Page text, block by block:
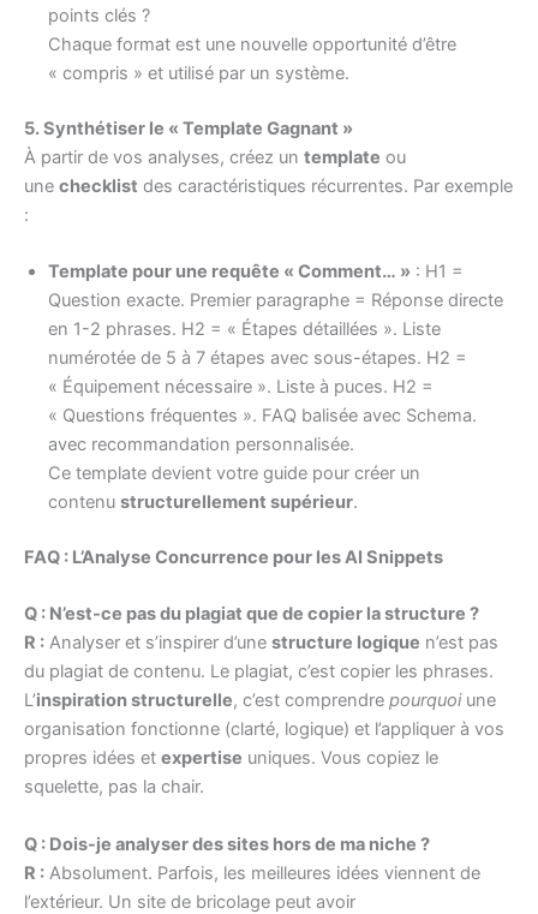
points clés ?
Chaque format est une nouvelle opportunité d’être
« compris » et utilisé par un système.
5. Synthétiser le « Template Gagnant »
À partir de vos analyses, créez un template ou
une checklist des caractéristiques récurrentes. Par exemple
:
Template pour une requête « Comment… » : H1 =
Question exacte. Premier paragraphe = Réponse directe
en 1-2 phrases. H2 = « Étapes détaillées ». Liste
numérotée de 5 à 7 étapes avec sous-étapes. H2 =
« Équipement nécessaire ». Liste à puces. H2 =
« Questions fréquentes ». FAQ balisée avec Schema.
avec recommandation personnalisée.
Ce template devient votre guide pour créer un
contenu structurellement supérieur.
FAQ : L’Analyse Concurrence pour les AI Snippets
Q : N’est-ce pas du plagiat que de copier la structure ?
R : Analyser et s’inspirer d’une structure logique n’est pas
du plagiat de contenu. Le plagiat, c’est copier les phrases.
L’inspiration structurelle, c’est comprendre pourquoiune
organisation fonctionne (clarté, logique) et l’appliquer à vos
propres idées et expertise uniques. Vous copiez le
squelette, pas la chair.
Q : Dois-je analyser des sites hors de ma niche ?
R : Absolument. Parfois, les meilleures idées viennent de
l’extérieur. Un site de bricolage peut avoir